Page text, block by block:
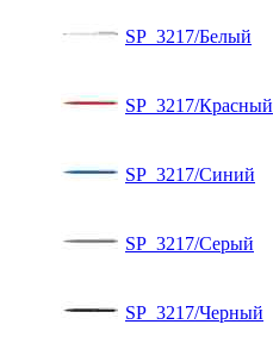
SP_3217/Белый
SP_3217/Красный
SP_3217/Синий
SP_3217/Серый
SP_3217/Черный